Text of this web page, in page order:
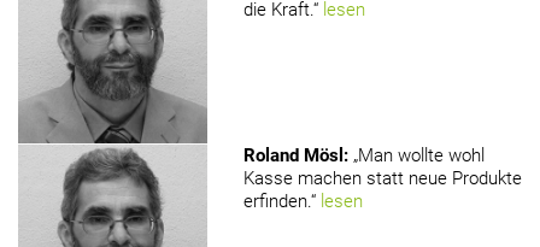
die Kraft.“ lesen
Roland Mösl : „Man wollte wohl
Kasse machen statt neue Produkte
erfinden.“ lesen